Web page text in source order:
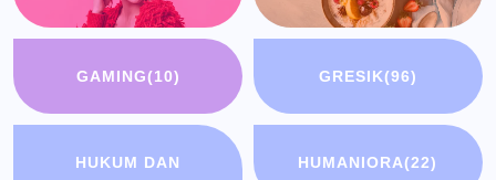
GAMING(10) GRESIK(96)
HUKUM DAN
HUMANIORA(22)